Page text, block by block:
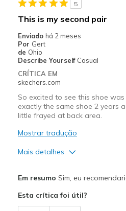
Sizing
5
This is my second pair
Enviado há 2 meses
Por Gert
de Ohio
Describe Yourself Casual
CRÍTICA EM
skechers.com
So excited to see this shoe
exactly the same shoe 2 years
little frayed at back area.
Mostrar tradução
Mais detalhes
Breathe Well
Em resumo Sim, eu
Esta crítica foi útil?